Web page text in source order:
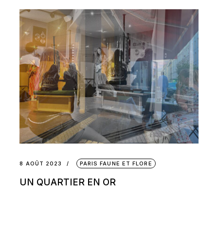
8 AOÛT 2023 PARIS FAUNE ET FLORE
UN QUARTIER EN OR